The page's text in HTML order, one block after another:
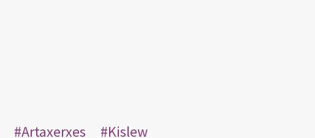
Artaxerxes
Kislew